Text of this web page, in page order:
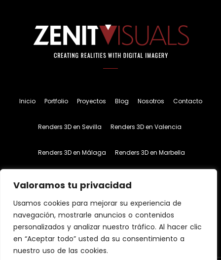
Valoramos tu privacidad
Usamos cookies para mejorar su experiencia de
navegación, mostrarle anuncios o contenidos
personalizados y analizar nuestro tráfico. Al hacer clic
en “Aceptar todo” usted da su consentimiento a
nuestro uso de las cookies.
Inicio Portfolio Proyectos Blog Nosotros Contacto
Renders 3D en Sevilla Renders 3D en Valencia
Renders 3D en Málaga Renders 3D en Marbella